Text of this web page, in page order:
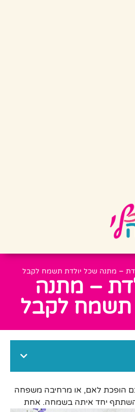
– מתנה שכל יולדת תשמח לקבל
– מתנה
תשמח לקבל
הופכת לאם, או מרחיבה משפחה
להשתתף יחד איתה בשמחה. אחת